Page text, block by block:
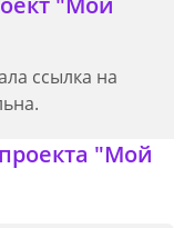
ссылка на
"Мой